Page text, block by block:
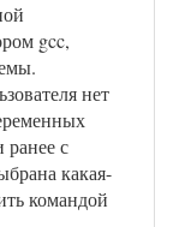
gcc,
нет
с
какая-
командой